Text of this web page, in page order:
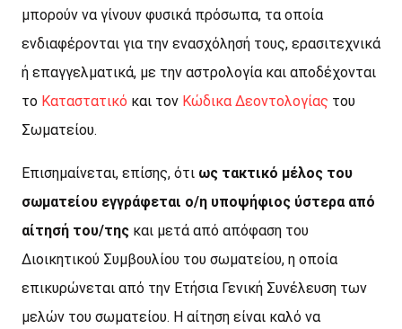
μπορούν να γίνουν φυσικά πρόσωπα, τα οποία
ενδιαφέρονται για την ενασχόλησή τους, ερασιτεχνικά
ή επαγγελματικά, με την αστρολογία και αποδέχονται
το Καταστατικό και τον Κώδικα Δεοντολογίας του
Σωματείου.
Επισημαίνεται, επίσης, ότι ως τακτικό μέλος του
σωματείου εγγράφεται ο/η υποψήφιος ύστερα από
αίτησή του/της και μετά από απόφαση του
Διοικητικού Συμβουλίου του σωματείου, η οποία
επικυρώνεται από την Ετήσια Γενική Συνέλευση των
μελών του σωματείου. Η αίτηση είναι καλό να